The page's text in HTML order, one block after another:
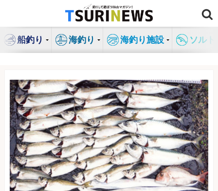
ン
船釣り 海釣り 海釣り施設 ソル